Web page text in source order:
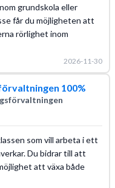
grundskola eller
får du möjligheten att
rörlighet inom
2026-11-30
100%
som vill arbeta i ett
Du bidrar till att
att växa både